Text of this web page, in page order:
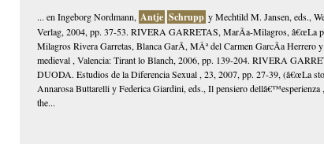
... en Ingeborg Nordmann, Antje Schrupp y Mechtild M. Jansen, eds.,
Verlag, 2004, pp. 37-53. RIVERA GARRETAS, MarÃ­a-Milagros, â€œLa
Milagros Rivera Garretas, Blanca GarÃ­, MÂª del Carmen GarcÃ­a Herrero
medieval , Valencia: Tirant lo Blanch, 2006, pp. 139-204. RIVERA
DUODA. Estudios de la Diferencia Sexual , 23, 2007, pp. 27-39, (â€œLa
Annarosa Buttarelli y Federica Giardini, eds., Il pensiero
the...